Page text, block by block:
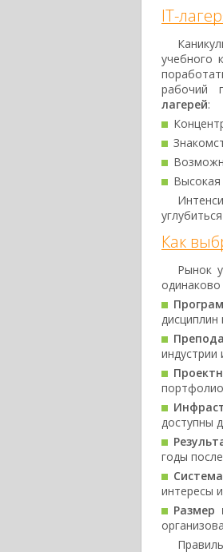
IT-
учебного
рабочий
лагерей:
Как
Рынок
дисциплин
индустрии
доступны
годы
интересы
Размер